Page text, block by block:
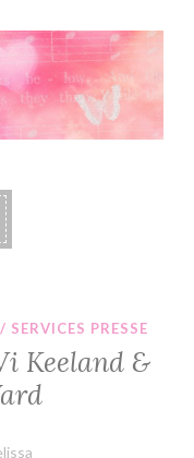
PRESSE
Keeland &